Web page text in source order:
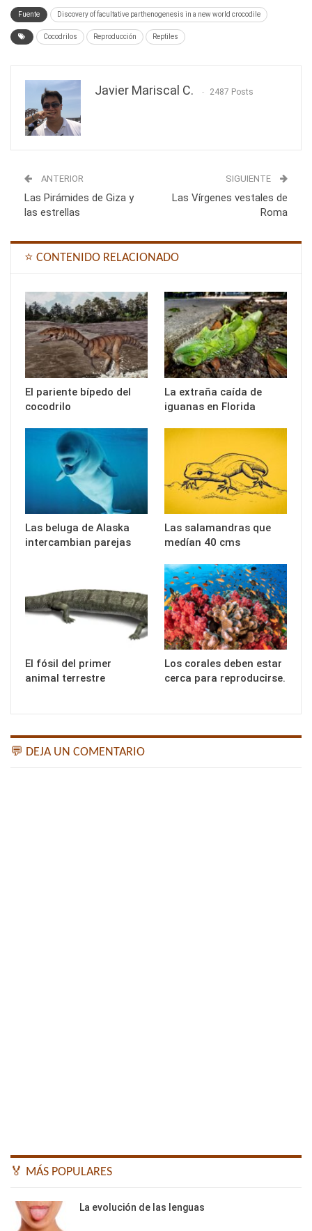
Fuente Discovery of facultative parthenogenesis in a new world crocodile
Cocodrilos Reproducción Reptiles
Javier Mariscal C. 2487 Posts
ANTERIOR
Las Pirámides de Giza y
las estrellas
SIGUIENTE
Las Vírgenes vestales de
Roma
⭐ CONTENIDO RELACIONADO
El pariente bípedo del
cocodrilo
La extraña caída de
iguanas en Florida
Las beluga de Alaska
intercambian parejas
Las salamandras que
medían 40 cms
El fósil del primer
animal terrestre
Los corales deben estar
cerca para reproducirse.
💬 DEJA UN COMENTARIO
🏅 MÁS POPULARES
La evolución de las lenguas